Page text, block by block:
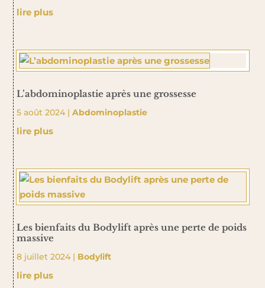
lire plus
L’abdominoplastie après une grossesse
5 août 2024| Abdominoplastie
lire plus
Les bienfaits du Bodylift après une perte de poids
massive
8 juillet 2024| Bodylift
lire plus